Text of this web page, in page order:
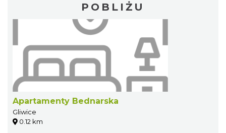
POBLIŻU
Apartamenty Bednarska
Gliwice
0.12 km